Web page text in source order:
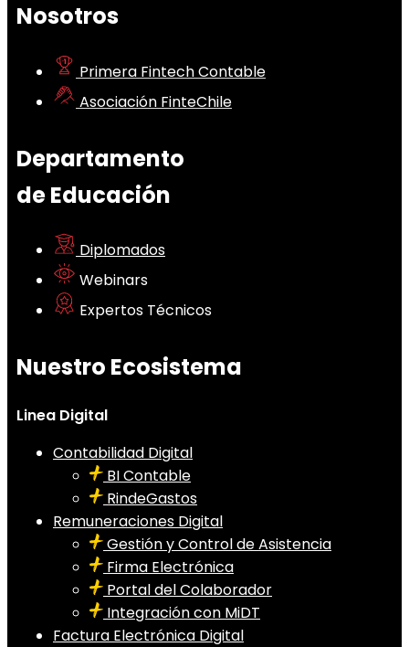
Nosotros
Primera Fintech Contable
Asociación FinteChile
Departamento
de Educación
Diplomados
Webinars
Expertos Técnicos
Nuestro Ecosistema
Linea Digital
Contabilidad Digital
BI Contable
RindeGastos
Remuneraciones Digital
Gestión y Control de Asistencia
Firma Electrónica
Portal del Colaborador
Integración con MiDT
Factura Electrónica Digital